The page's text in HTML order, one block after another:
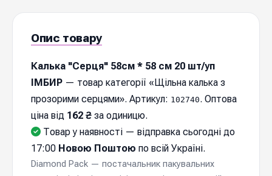
Опис товару
Калька "Серця" 58см * 58 см 20 шт/уп
ІМБИР — товар категорії «Щільна калька з
прозорими серцями». Артикул: 102740. Оптова
ціна від 162 ₴ за одиницю.
Товар у наявності — відправка cьогодні до
17:00 Новою Поштою по всій Україні.
Diamond Pack — постачальник пакувальних